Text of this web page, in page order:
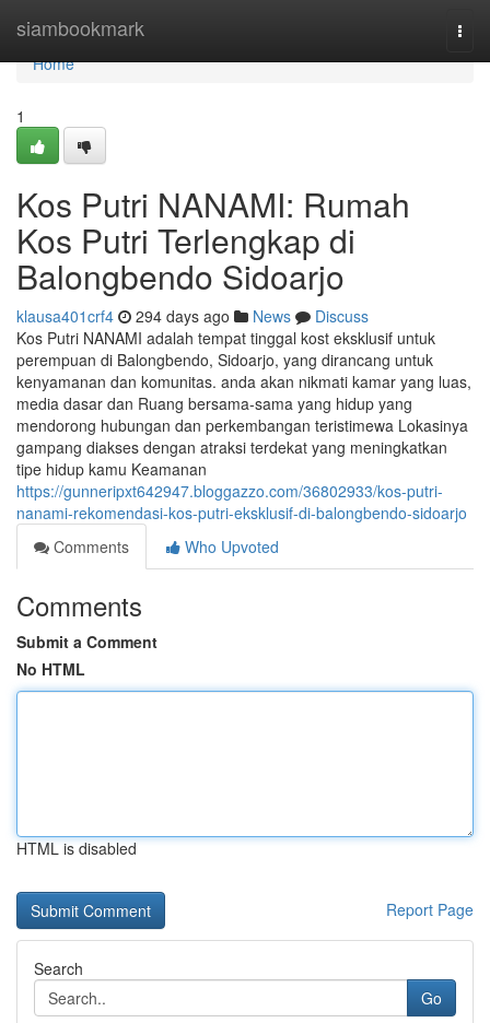
siambookmark
Home
Home
1
Kos Putri NANAMI: Rumah
Kos Putri Terlengkap di
Balongbendo Sidoarjo
klausa401crf4 294 days ago News
Discuss
Kos Putri NANAMI adalah tempat tinggal kost eksklusif untuk
perempuan di Balongbendo, Sidoarjo, yang dirancang untuk
kenyamanan dan komunitas. anda akan nikmati kamar yang luas,
media dasar dan Ruang bersama-sama yang hidup yang
mendorong hubungan dan perkembangan teristimewa Lokasinya
gampang diakses dengan atraksi terdekat yang meningkatkan
tipe hidup kamu Keamanan
https://gunneripxt642947.bloggazzo.com/36802933/kos-putri-
nanami-rekomendasi-kos-putri-eksklusif-di-balongbendo-sidoarjo
Comments
Who Upvoted
Comments
Submit a Comment
No HTML
HTML is disabled
Report Page
Search
Go